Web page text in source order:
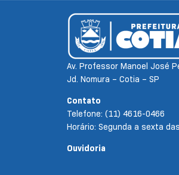
Av. Professor Manoel José
Jd. Nomura – Cotia – SP
Contato
Telefone: (11) 4616-0466
Horário: Segunda a sexta
Ouvidoria